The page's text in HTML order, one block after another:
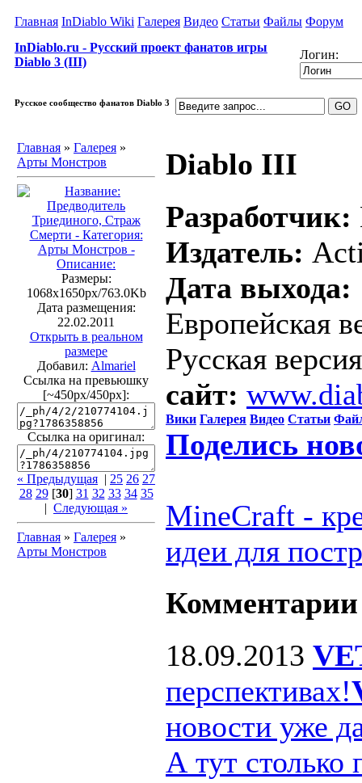
Главная InDiablo Wiki Галерея Видео Статьи Файлы Форум
InDiablo.ru - Русский проект фанатов игры
Diablo 3 (III)
Логин:
Русское сообщество фанатов Diablo 3
Главная » Галерея »
Арты Монстров
Размеры:
1068x1650px/763.0Kb
Дата размещения:
22.02.2011
Открыть в реальном
размере
Добавил: Almariel
Ссылка на превьюшку
[~450px/450px]:
Ссылка на оригинал:
« Предыдущая | 25 26 27
28 29[30] 31 32 33 34 35
| Следующая »
Главная » Галерея »
Арты Монстров
Diablo III
Разработчик:
Издатель:
Дата выхода:
Европейская
Русская
сайт:
Вики Галерея Видео Статьи
Поделись
MineCraft -
идеи для
Комментарии
18.09.2013
перспективах!
новости уже
А тут